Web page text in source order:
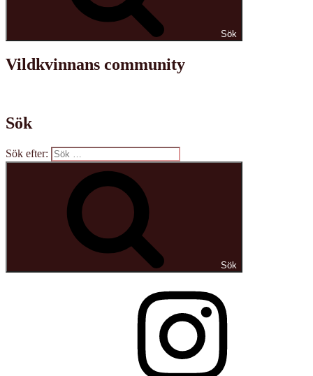
Sök
Vildkvinnans community
Sök
Sök efter:
Sök